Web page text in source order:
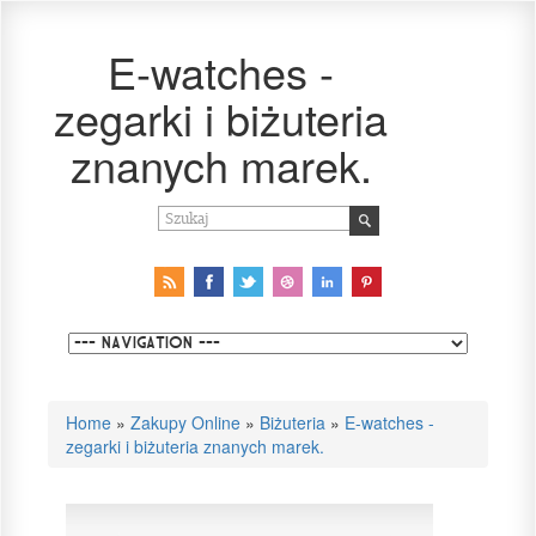
E-watches -
zegarki i biżuteria
znanych marek.
Home » Zakupy Online » Biżuteria » E-watches -
zegarki i biżuteria znanych marek.